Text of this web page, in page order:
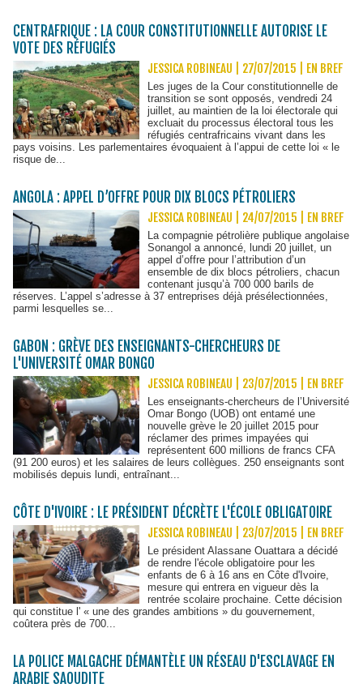
CENTRAFRIQUE : LA COUR CONSTITUTIONNELLE AUTORISE LE
VOTE DES RÉFUGIÉS
JESSICA ROBINEAU | 27/07/2015 EN BREF
Les juges de la Cour constitutionnelle de
transition se sont opposés, vendredi 24
juillet, au maintien de la loi électorale qui
excluait du processus électoral tous les
réfugiés centrafricains vivant dans les
pays voisins. Les parlementaires évoquaient à l’appui de cette loi « le
risque de...
ANGOLA : APPEL D’OFFRE POUR DIX BLOCS PÉTROLIERS
JESSICA ROBINEAU | 24/07/2015 EN BREF
La compagnie pétrolière publique angolaise
Sonangol a annoncé, lundi 20 juillet, un
appel d’offre pour l’attribution d’un
ensemble de dix blocs pétroliers, chacun
contenant jusqu’à 700 000 barils de
réserves. L’appel s’adresse à 37 entreprises déjà présélectionnées,
parmi lesquelles se...
GABON : GRÈVE DES ENSEIGNANTS-CHERCHEURS DE
L'UNIVERSITÉ OMAR BONGO
JESSICA ROBINEAU | 23/07/2015 EN BREF
Les enseignants-chercheurs de l’Université
Omar Bongo (UOB) ont entamé une
nouvelle grève le 20 juillet 2015 pour
réclamer des primes impayées qui
représentent 600 millions de francs CFA
(91 200 euros) et les salaires de leurs collègues. 250 enseignants sont
mobilisés depuis lundi, entraînant...
CÔTE D'IVOIRE : LE PRÉSIDENT DÉCRÈTE L'ÉCOLE OBLIGATOIRE
JESSICA ROBINEAU | 23/07/2015 EN BREF
Le président Alassane Ouattara a décidé
de rendre l'école obligatoire pour les
enfants de 6 à 16 ans en Côte d'Ivoire,
mesure qui entrera en vigueur dès la
rentrée scolaire prochaine. Cette décision
qui constitue l' « une des grandes ambitions » du gouvernement,
coûtera près de 700...
LA POLICE MALGACHE DÉMANTÈLE UN RÉSEAU D'ESCLAVAGE EN
ARABIE SAOUDITE